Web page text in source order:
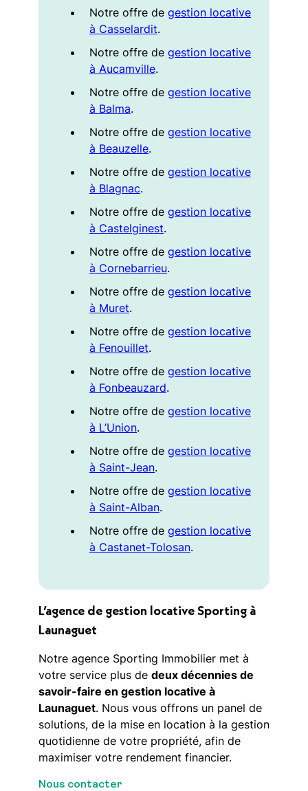
Notre offre de gestion locative
à Casselardit.
Notre offre de gestion locative
à Aucamville.
Notre offre de gestion locative
à Balma.
Notre offre de gestion locative
à Beauzelle.
Notre offre de gestion locative
à Blagnac.
Notre offre de gestion locative
à Castelginest.
Notre offre de gestion locative
à Cornebarrieu.
Notre offre de gestion locative
à Muret.
Notre offre de gestion locative
à Fenouillet.
Notre offre de gestion locative
à Fonbeauzard.
Notre offre de gestion locative
à L’Union.
Notre offre de gestion locative
à Saint-Jean.
Notre offre de gestion locative
à Saint-Alban.
Notre offre de gestion locative
à Castanet-Tolosan.
L’agence de gestion locative Sporting à
Launaguet
Notre agence Sporting Immobilier met à
votre service plus de deux décennies de
savoir-faire en gestion locative à
Launaguet. Nous vous offrons un panel de
solutions, de la mise en location à la gestion
quotidienne de votre propriété, afin de
maximiser votre rendement financier.
Nous contacter